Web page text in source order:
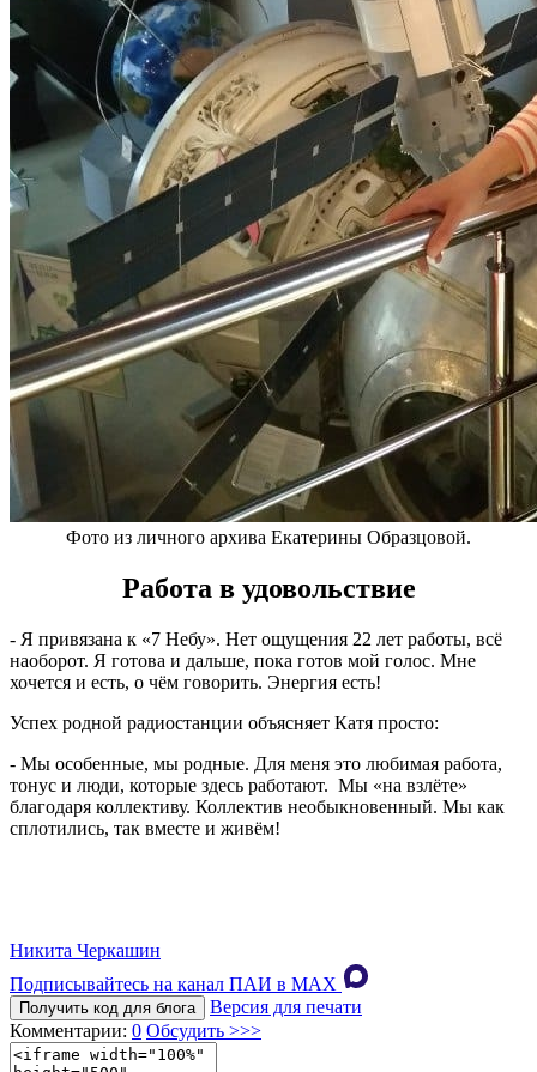
Фото из личного архива Екатерины Образцовой.
Работа в удовольствие
- Я привязана к «7 Небу». Нет ощущения 22 лет работы, всё
наоборот. Я готова и дальше, пока готов мой голос. Мне
хочется и есть, о чём говорить. Энергия есть!
Успех родной радиостанции объясняет Катя просто:
- Мы особенные, мы родные. Для меня это любимая работа,
тонус и люди, которые здесь работают. Мы «на взлёте»
благодаря коллективу. Коллектив необыкновенный. Мы как
сплотились, так вместе и живём!
Никита Черкашин
Подписывайтесь на канал ПАИ в MAХ
Получить код для блога
Версия для печати
Комментарии: 0 Обсудить >>>